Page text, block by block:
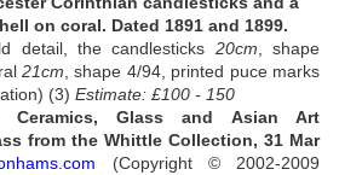
on coral. Dated 1891 and 1899.
detail, the candlesticks 20cm , shape
21cm , shape 4/94, printed puce marks
(3) Estimate: £100 - 150
Ceramics, Glass and Asian Art
from the Whittle Collection, 31 Mar
(Copyright © 2002-2009